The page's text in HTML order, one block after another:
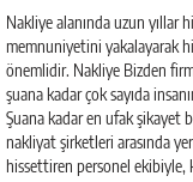
Nakliye alanında uzun yıllar
memnuniyetini yakalayarak
önemlidir. Nakliye Bizden
şuana kadar çok sayıda
Şuana kadar en ufak şikayet
nakliyat şirketleri arasında
hissettiren personel ekibiyle,